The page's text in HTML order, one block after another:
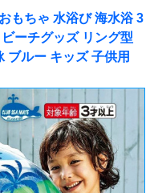
もちゃ 水浴び 海水浴 3
ーチグッズ リング型
ブルー キッズ 子供用